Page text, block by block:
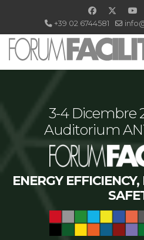
+39 02 6744581
3-4 Dicembre
Auditorium
ENERGY